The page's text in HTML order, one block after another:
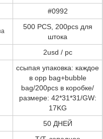
#0992
500 PCS, 200pcs для
штока
2usd / pc
ссыпая упаковка: каждое
в opp bag+bubble
bag/200pcs в коробке/
размере: 42*31*31/GW:
17KG
50 ДНЕЙ